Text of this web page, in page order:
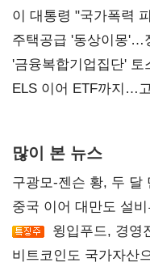
총선 지휘 못해"
이 대통령 "국가폭력
진실 밝혀야"
주택공급 '동상이몽'…
'금융복합기업집단'
ELS 이어 ETF까지…
많이 본 뉴스
구광모-젠슨 황, 두 달
중국 이어 대만도 설
윙입푸드, 경영
비트코인도 국가자산